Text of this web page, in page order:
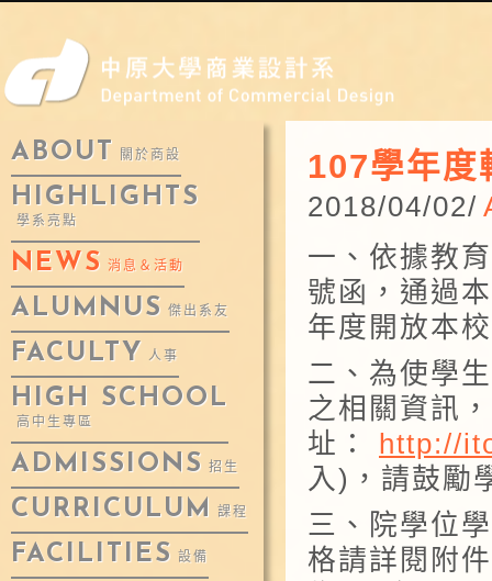
ABOUT 關於商設
HIGHLIGHTS
學系亮點
NEWS 消息＆活動
ALUMNUS 傑出系友
FACULTY 人事
HIGH SCHOOL
高中生專區
ADMISSIONS 招生
CURRICULUM 課程
FACILITIES 設備
107學年度
2018/04/02/
一、依據教
號函，通過
年度開放本
二、為使學
之相關資訊
址：
http://
入)，請鼓勵
三、院學位
格請詳閱附